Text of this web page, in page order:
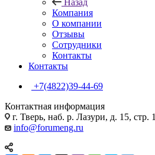
Назад
Компания
О компании
Отзывы
Сотрудники
Контакты
Контакты
+7(4822)39-44-69
Контактная информация
г. Тверь, наб. р. Лазури, д. 15, стр. 1
info@forumeng.ru